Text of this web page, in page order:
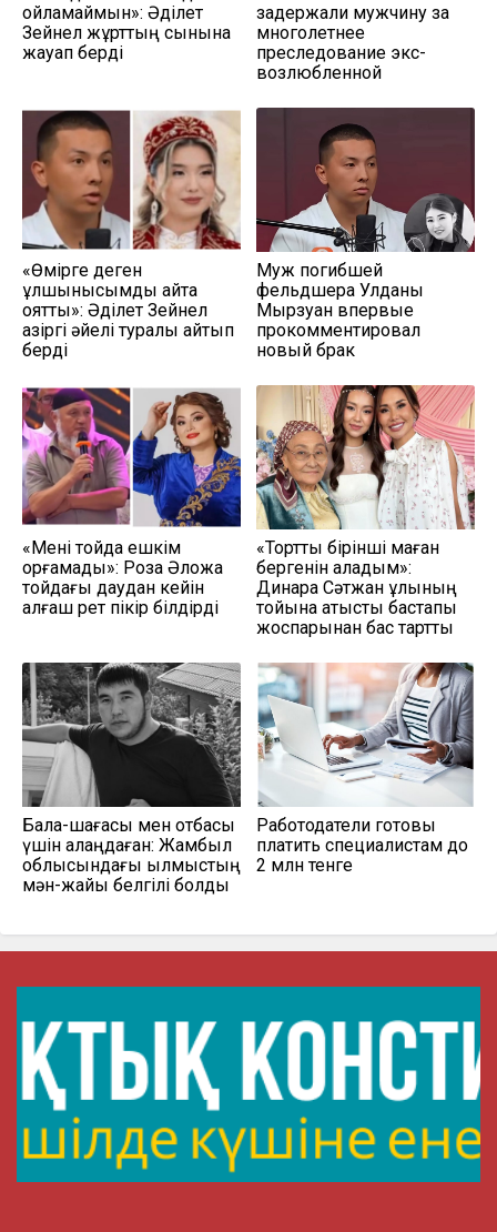
ойламаймын»: Әділет
Зейнел жұрттың сынына
жауап берді
задержали мужчину за
многолетнее
преследование экс-
возлюбленной
«Өмірге деген
құлшынысымды қайта
оятты»: Әділет Зейнел
қазіргі әйелі туралы айтып
берді
Муж погибшей
фельдшера Улданы
Мырзуан впервые
прокомментировал
новый брак
«Мені тойда ешкім
қорғамады»: Роза Әлқожа
тойдағы даудан кейін
алғаш рет пікір білдірді
«Тортты бірінші маған
бергенін қаладым»:
Динара Сәтжан ұлының
тойына қатысты бастапқы
жоспарынан бас тартты
Бала-шағасы мен отбасы
үшін алаңдаған: Жамбыл
облысындағы қылмыстың
мән-жайы белгілі болды
Работодатели готовы
платить специалистам до
2 млн тенге